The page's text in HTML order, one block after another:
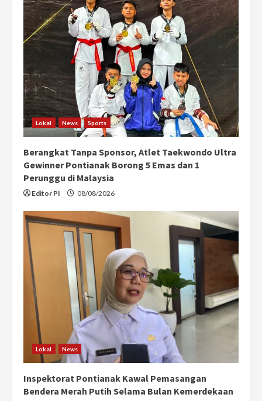
Lokal News Sports
Berangkat Tanpa Sponsor, Atlet Taekwondo Ultra
Gewinner Pontianak Borong 5 Emas dan 1
Perunggu di Malaysia
Editor PI 08/08/2026
Lokal News
Inspektorat Pontianak Kawal Pemasangan
Bendera Merah Putih Selama Bulan Kemerdekaan